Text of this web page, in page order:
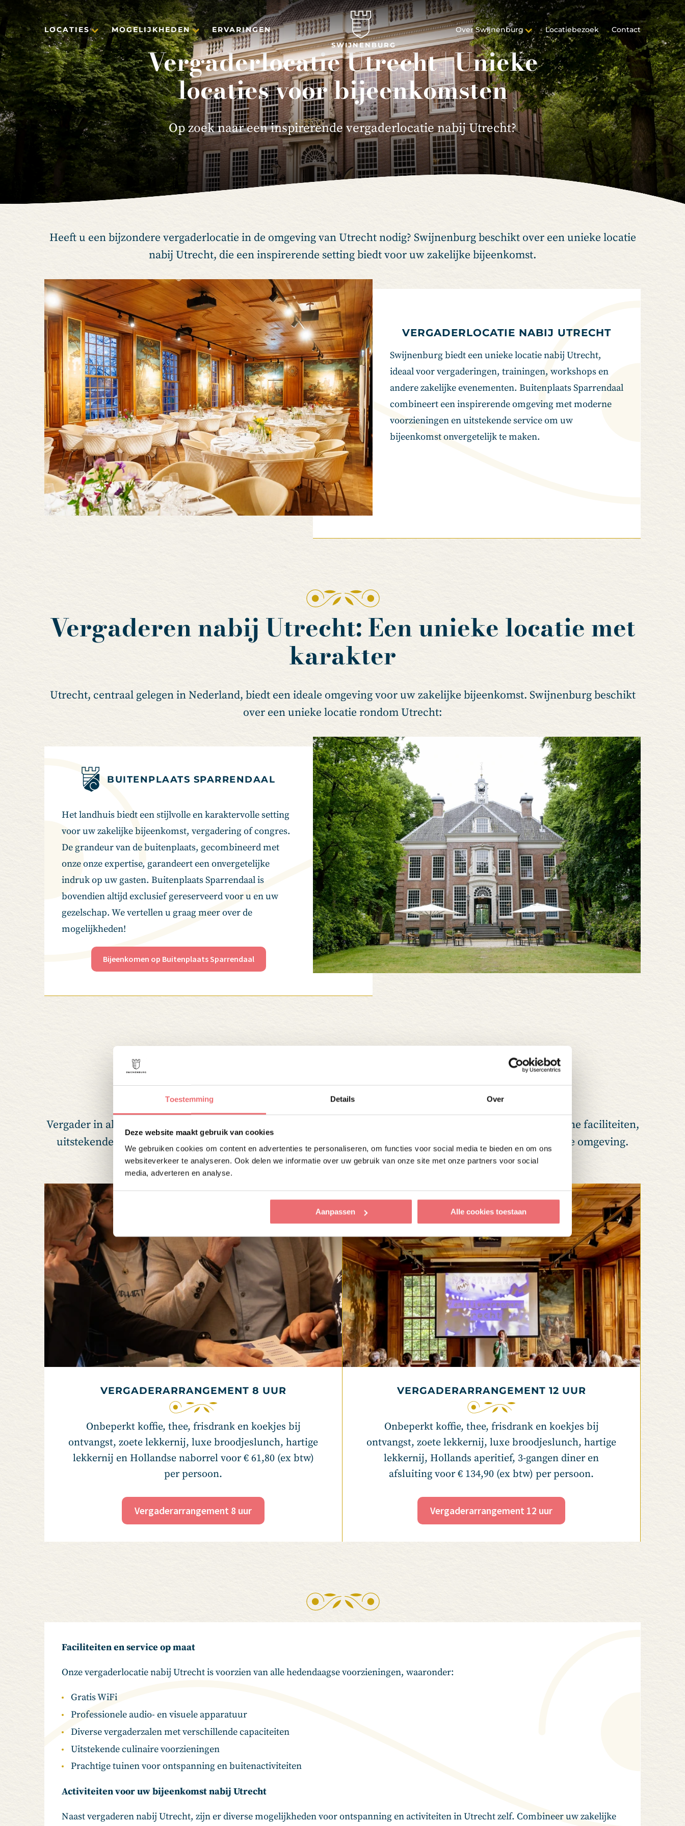
Toestemming Details Over
Deze website maakt gebruik van cookies
We gebruiken cookies om content en advertenties te personaliseren, om functies voor social media te bieden en om ons
websiteverkeer te analyseren. Ook delen we informatie over uw gebruik van onze site met onze partners voor social
media, adverteren en analyse.
Aanpassen Alle cookies toestaan
LOCATIES MOGELIJKHEDEN ERVARINGEN
SWIJNENBURG
Over Swijnenburg Locatiebezoek Contact
Vergaderlocatie Utrecht | Unieke
locaties voor bijeenkomsten
Op zoek naar een inspirerende vergaderlocatie nabij Utrecht?
Heeft u een bijzondere vergaderlocatie in de omgeving van Utrecht nodig? Swijnenburg beschikt over een unieke locatie
nabij Utrecht, die een inspirerende setting biedt voor uw zakelijke bijeenkomst.
VERGADERLOCATIE NABIJ UTRECHT
Swijnenburg biedt een unieke locatie nabij Utrecht,
ideaal voor vergaderingen, trainingen, workshops en
andere zakelijke evenementen. Buitenplaats Sparrendaal
combineert een inspirerende omgeving met moderne
voorzieningen en uitstekende service om uw
bijeenkomst onvergetelijk te maken.
Vergaderen nabij Utrecht: Een unieke locatie met
karakter
Utrecht, centraal gelegen in Nederland, biedt een ideale omgeving voor uw zakelijke bijeenkomst. Swijnenburg beschikt
over een unieke locatie rondom Utrecht:
BUITENPLAATS SPARRENDAAL
Het landhuis biedt een stijlvolle en karaktervolle setting
voor uw zakelijke bijeenkomst, vergadering of congres.
De grandeur van de buitenplaats, gecombineerd met
onze onze expertise, garandeert een onvergetelijke
indruk op uw gasten. Buitenplaats Sparrendaal is
bovendien altijd exclusief gereserveerd voor u en uw
gezelschap. We vertellen u graag meer over de
mogelijkheden!
Bijeenkomen op Buitenplaats Sparrendaal
Vergaderarrangementen
Vergader in alle rust op één van onze unieke locaties op de Utrechtse Heuvelrug. De combinatie van moderne faciliteiten,
uitstekende service en culinaire verzorging zorgt voor een prettige en productieve dag in een inspirerende omgeving.
Swijnenburg biedt diverse vergaderarrangementen nabij Utrecht, variërend van 8 tot 12 uur.
VERGADERARRANGEMENT 8 UUR
Onbeperkt koffie, thee, frisdrank en koekjes bij
ontvangst, zoete lekkernij, luxe broodjeslunch, hartige
lekkernij en Hollandse naborrel voor € 61,80 (ex btw)
per persoon.
Vergaderarrangement 8 uur
VERGADERARRANGEMENT 12 UUR
Onbeperkt koffie, thee, frisdrank en koekjes bij
ontvangst, zoete lekkernij, luxe broodjeslunch, hartige
lekkernij, Hollands aperitief, 3-gangen diner en
afsluiting voor € 134,90 (ex btw) per persoon.
Vergaderarrangement 12 uur
Faciliteiten en service op maat
Onze vergaderlocatie nabij Utrecht is voorzien van alle hedendaagse voorzieningen, waaronder:
Gratis WiFi
Professionele audio- en visuele apparatuur
Diverse vergaderzalen met verschillende capaciteiten
Uitstekende culinaire voorzieningen
Prachtige tuinen voor ontspanning en buitenactiviteiten
Activiteiten voor uw bijeenkomst nabij Utrecht
Naast vergaderen nabij Utrecht, zijn er diverse mogelijkheden voor ontspanning en activiteiten in Utrecht zelf. Combineer uw zakelijke